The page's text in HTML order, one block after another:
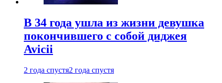
В 34 года ушла из жизни девушка
покончившего с собой диджея
Avicii
2 года спустя2 года спустя